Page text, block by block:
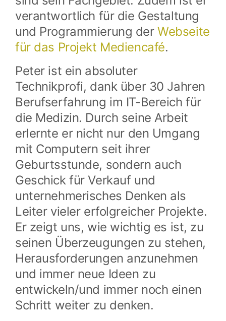
verantwortlich für die Gestaltung
und Programmierung derWebseite
für das Projekt Mediencafé.
Peter ist ein absoluter
Technikprofi, dank über 30 Jahren
Berufserfahrung im IT-Bereich für
die Medizin. Durch seine Arbeit
erlernte er nicht nur den Umgang
mit Computern seit ihrer
Geburtsstunde, sondern auch
Geschick für Verkauf und
unternehmerisches Denken als
Leiter vieler erfolgreicher Projekte.
Er zeigt uns, wie wichtig es ist, zu
seinen Überzeugungen zu stehen,
Herausforderungen anzunehmen
und immer neue Ideen zu
entwickeln/und immer noch einen
Schritt weiter zu denken.